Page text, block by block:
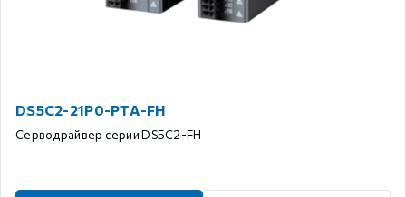
DS5C2-21P0-PTA-FH
Серводрайвер серии DS5C2-FH